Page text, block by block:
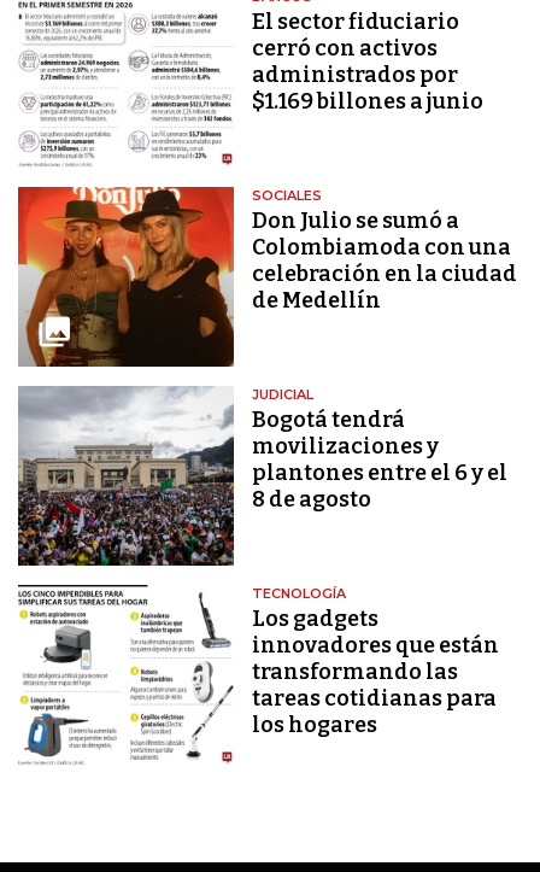
El sector fiduciario
cerró con activos
administrados por
$1.169 billones a junio
SOCIALES
Don Julio se sumó a
Colombiamoda con una
celebración en la ciudad
de Medellín
JUDICIAL
Bogotá tendrá
movilizaciones y
plantones entre el 6 y el
8 de agosto
TECNOLOGÍA
Los gadgets
innovadores que están
transformando las
tareas cotidianas para
los hogares